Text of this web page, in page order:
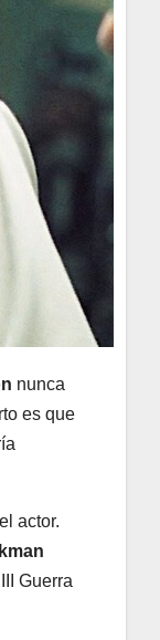
nunca
es que
actor.
Guerra